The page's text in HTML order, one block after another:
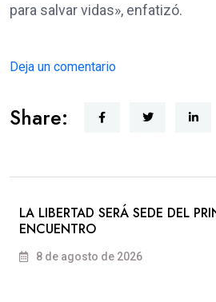
para salvar vidas», enfatizó.
Deja un comentario
Share:
LA LIBERTAD SERÁ SEDE DEL
ENCUENTRO
8 de agosto de 2026